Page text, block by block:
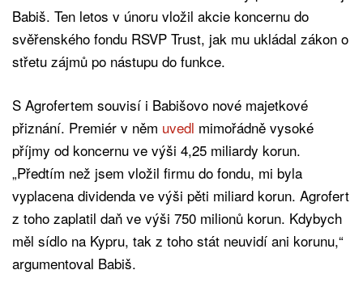
Babiš. Ten letos v únoru vložil akcie koncernu do
svěřenského fondu RSVP Trust, jak mu ukládal zákon o
střetu zájmů po nástupu do funkce.
S Agrofertem souvisí i Babišovo nové majetkové
přiznání. Premiér v něm uvedl mimořádně vysoké
příjmy od koncernu ve výši 4,25 miliardy korun.
„Předtím než jsem vložil firmu do fondu, mi byla
vyplacena dividenda ve výši pěti miliard korun. Agrofert
z toho zaplatil daň ve výši 750 milionů korun. Kdybych
měl sídlo na Kypru, tak z toho stát neuvidí ani korunu,“
argumentoval Babiš.